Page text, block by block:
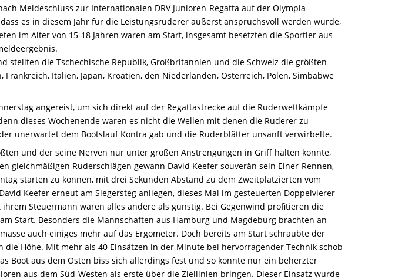
Meldeschluss zur Internationalen DRV Junioren-Regatta auf der Olympia-
es in diesem Jahr für die Leistungsruderer äußerst anspruchsvoll werden würde,
im Alter von 15-18 Jahren waren am Start, insgesamt besetzten die Sportler aus
stellten die Tschechische Republik, Großbritannien und die Schweiz die größten
Italien, Japan, Kroatien, den Niederlanden, Österreich, Polen, Simbabwe
angereist, um sich direkt auf der Regattastrecke auf die Ruderwettkämpfe
dieses Wochenende waren es nicht die Wellen mit denen die Ruderer zu
unerwartet dem Bootslauf Kontra gab und die Ruderblätter unsanft verwirbelte.
und der seine Nerven nur unter großen Anstrengungen in Griff halten konnte,
gleichmäßigen Ruderschlägen gewann David Keefer souverän sein Einer-Rennen,
starten zu können, mit drei Sekunden Abstand zu dem Zweitplatzierten vom
Keefer erneut am Siegersteg anliegen, dieses Mal im gesteuerten Doppelvierer
Steuermann waren alles andere als günstig. Bei Gegenwind profitieren die
Start. Besonders die Mannschaften aus Hamburg und Magdeburg brachten an
auch einiges mehr auf das Ergometer. Doch bereits am Start schraubte der
die Höhe. Mit mehr als 40 Einsätzen in der Minute bei hervorragender Technik schob
Boot aus dem Osten biss sich allerdings fest und so konnte nur ein beherzter
aus dem Süd-Westen als erste über die Ziellinien bringen. Dieser Einsatz wurde